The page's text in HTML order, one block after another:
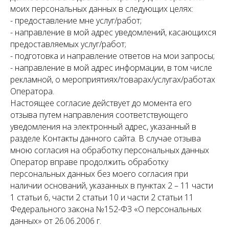
моих персональных данных в следующих целях:
- предоставление мне услуг/работ;
- направление в мой адрес уведомлений, касающихся
предоставляемых услуг/работ;
- подготовка и направление ответов на мои запросы;
- направление в мой адрес информации, в том числе
рекламной, о мероприятиях/товарах/услугах/работах
Оператора.
Настоящее согласие действует до момента его
отзыва путем направления соответствующего
уведомления на электронный адрес, указанный в
разделе Контакты данного сайта. В случае отзыва
мною согласия на обработку персональных данных
Оператор вправе продолжить обработку
персональных данных без моего согласия при
наличии оснований, указанных в пунктах 2 – 11 части
1 статьи 6, части 2 статьи 10 и части 2 статьи 11
Федерального закона №152-ФЗ «О персональных
данных» от 26.06.2006 г.